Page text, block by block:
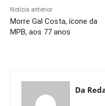
Notícia anterior
Morre Gal Costa, ícone da
MPB, aos 77 anos
Da